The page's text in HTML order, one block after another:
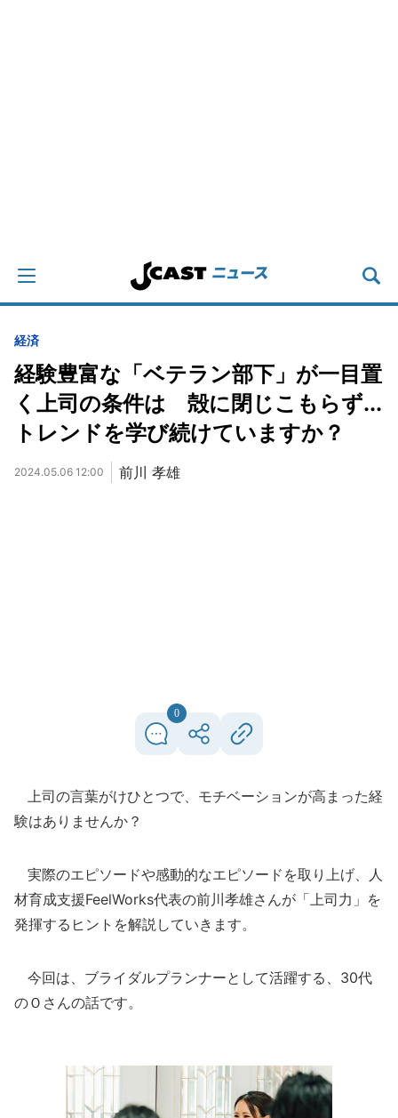
経済
経験豊富な「ベテラン部下」が一目置
く上司の条件は 殻に閉じこもらず...
トレンドを学び続けていますか？
2024.05.06 12:00 前川 孝雄
0
上司の言葉がけひとつで、モチベーションが高まった経
験はありませんか？
実際のエピソードや感動的なエピソードを取り上げ、人
材育成支援FeelWorks代表の前川孝雄さんが「上司力」を
発揮するヒントを解説していきます。
今回は、ブライダルプランナーとして活躍する、30代
のＯさんの話です。